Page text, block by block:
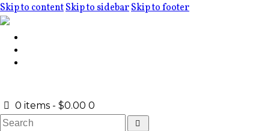
Skip to contentSkip to sidebarSkip to footer
0 items -$0.00 0